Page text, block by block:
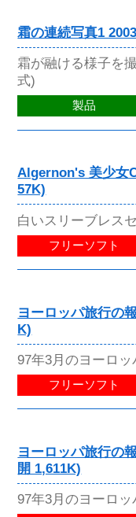
霜の連続写真1
霜が融ける様子を
式)
製品
Algernon's 美少女
57K)
白いスリーブレス
フリーソフト
ヨーロッパ旅行の
K)
97年3月のヨーロ
フリーソフト
ヨーロッパ旅行の
開 1,611K)
97年3月のヨーロ